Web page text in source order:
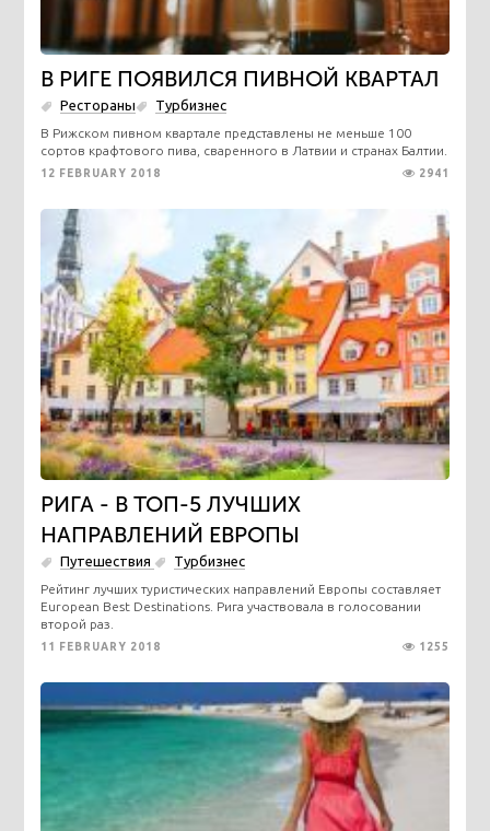
В РИГЕ ПОЯВИЛСЯ ПИВНОЙ КВАРТАЛ
Рестораны Турбизнес
В Рижском пивном квартале представлены не меньше 100
сортов крафтового пива, сваренного в Латвии и странах Балтии.
12 FEBRUARY 2018 2941
РИГА - В ТОП-5 ЛУЧШИХ
НАПРАВЛЕНИЙ ЕВРОПЫ
Путешествия Турбизнес
Рейтинг лучших туристических направлений Европы составляет
European Best Destinations. Рига участвовала в голосовании
второй раз.
11 FEBRUARY 2018 1255